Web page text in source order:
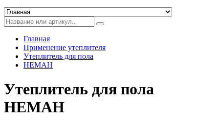
Главная
Применение утеплителя
Утеплитель для пола
НЕМАН
Утеплитель для пола
НЕМАН